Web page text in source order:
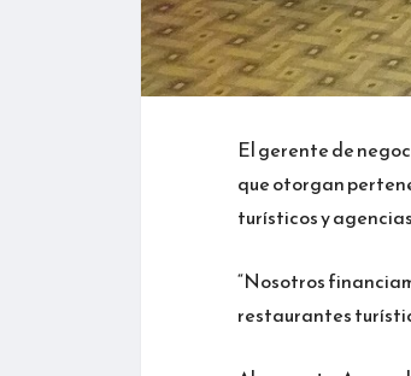
El gerente de
que otorgan
turísticos y
“Nosotros
restaurantes